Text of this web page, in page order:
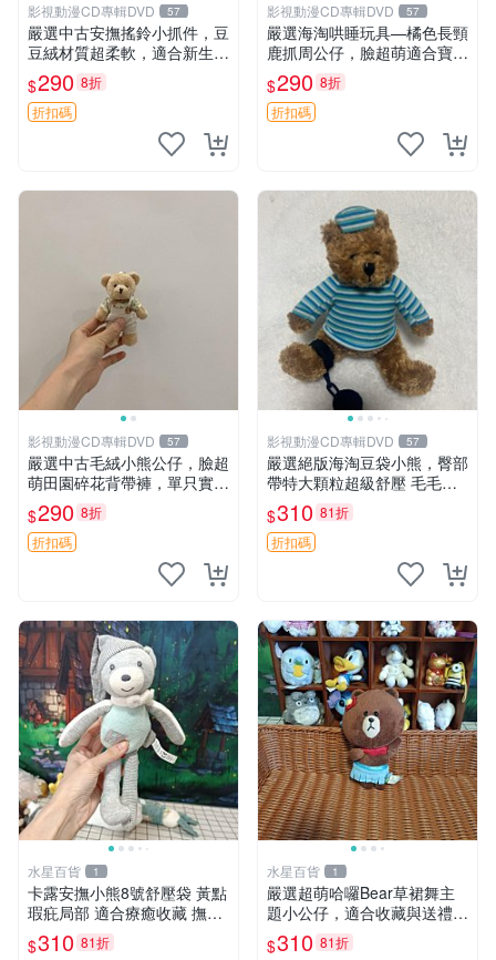
影視動漫CD專輯DVD 57
嚴選中古安撫搖鈴小抓件，豆
豆絨材質超柔軟，適合新生寶
寶緩解焦慮 (安撫玩具 寶寶用
品 抱枕)
$290 8折
折扣碼
影視動漫CD專輯DVD 57
嚴選海淘哄睡玩具—橘色長頸
鹿抓周公仔，臉超萌適合寶寶
陪伴，中古略有使用痕跡 橘
色 長頸鹿 抓周
$290 8折
折扣碼
影視動漫CD專輯DVD 57
嚴選中古毛絨小熊公仔，臉超
萌田園碎花背帶褲，單只實拍
展示 中古、毛絨玩具、玩偶
$290 8折
折扣碼
影視動漫CD專輯DVD 57
嚴選絕版海淘豆袋小熊，臀部
帶特大顆粒超級舒壓 毛毛摸
起來格外順滑適合收藏 100%
棉質 豆袋枕 豆袋、抱枕、小
熊
$310 81折
折扣碼
水星百貨 1
卡露安撫小熊8號舒壓袋 黃點
瑕疪局部 適合療癒收藏 撫慰
身心 美肌養護 放鬆好物
$310 81折
水星百貨 1
嚴選超萌哈囉Bear草裙舞主
題小公仔，適合收藏與送禮 1
00 克 哈囉Bear 草裙舞
$310 81折